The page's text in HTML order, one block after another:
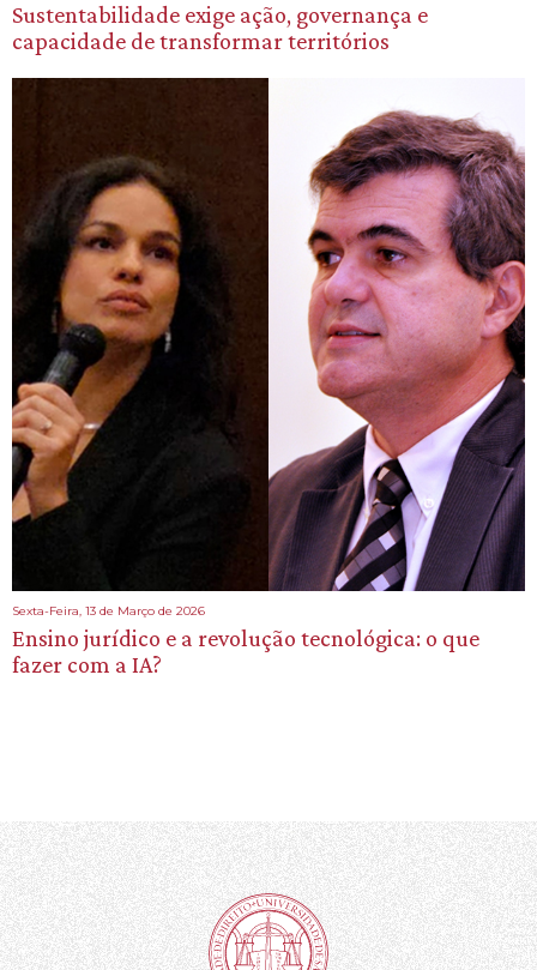
Sustentabilidade exige ação, governança e
capacidade de transformar territórios
Sexta-Feira, 13 de Março de 2026
Ensino jurídico e a revolução tecnológica: o que
fazer com a IA?